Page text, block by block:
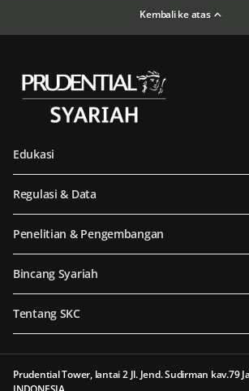
Kembali ke atas
Edukasi
Regulasi & Data
Penelitian & Pengembangan
Bincang Syariah
Tentang SKC
Prudential Tower, lantai 2 Jl. Jend. Sudirman kav.79